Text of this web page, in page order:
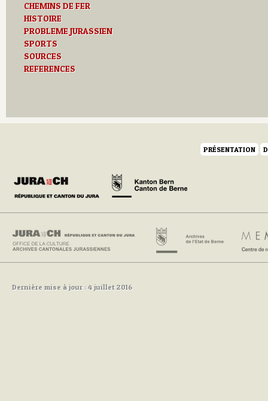
CHEMINS DE FER
HISTOIRE
PROBLEME JURASSIEN
SPORTS
SOURCES
REFERENCES
PRÉSENTATION
Dernière mise à jour : 4 juillet 2016